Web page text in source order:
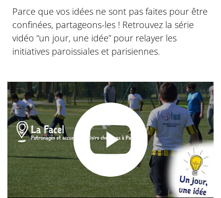
Parce que vos idées ne sont pas faites pour être
confinées, partageons-les ! Retrouvez la série
vidéo “un jour, une idée” pour relayer les
initiatives paroissiales et parisiennes.